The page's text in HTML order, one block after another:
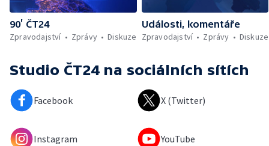
90’ ČT24
Zpravodajství
Zprávy Diskuze
Události, komentáře
Zpravodajství
Zprávy Diskuze
Studio ČT24 na sociálních sítích
Facebook X (Twitter)
Instagram YouTube